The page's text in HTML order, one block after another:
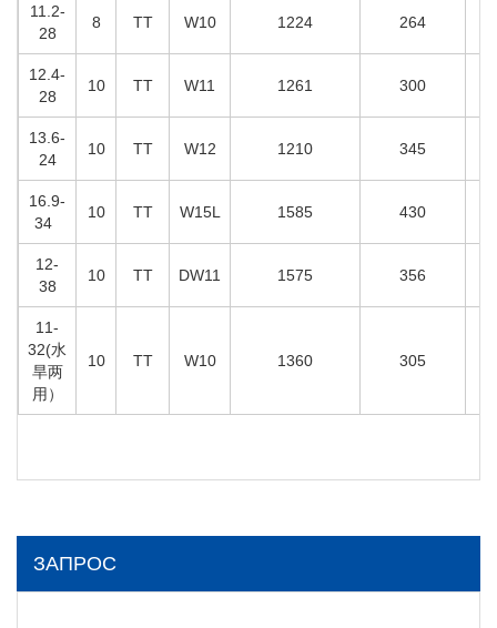
11.2-
28
8 TT W10 1224 264
12.4-
28
10 TT W11 1261 300
13.6-
24
10 TT W12 1210 345
16.9-
34
10 TT W15L 1585 430
12-
38
10 TT DW11 1575 356
11-
32(水
旱两
用）
10 TT W10 1360 305
ЗАПРОС